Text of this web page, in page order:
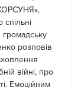
громадську
розповів
війні, про
Емоційним